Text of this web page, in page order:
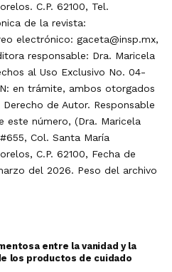
C.P. 62100, Tel.
de la revista:
electrónico: gaceta@insp.mx,
responsable: Dra. Maricela
al Uso Exclusivo No. 04-
en trámite, ambos otorgados
de Autor. Responsable
número, (Dra. Maricela
Col. Santa María
C.P. 62100, Fecha de
del 2026. Peso del archivo
entre la vanidad y la
los productos de cuidado